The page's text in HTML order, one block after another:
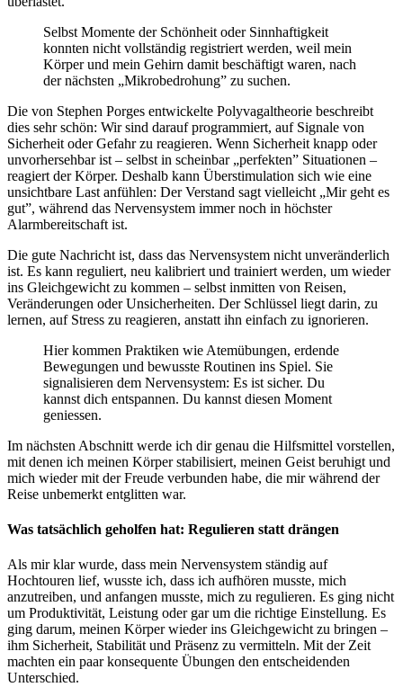
Selbst Momente der Schönheit oder Sinnhaftigkeit
konnten nicht vollständig registriert werden, weil mein
Körper und mein Gehirn damit beschäftigt waren, nach
der nächsten „Mikrobedrohung” zu suchen.
Die von Stephen Porges entwickelte Polyvagaltheorie beschreibt
dies sehr schön: Wir sind darauf programmiert, auf Signale von
Sicherheit oder Gefahr zu reagieren. Wenn Sicherheit knapp oder
unvorhersehbar ist – selbst in scheinbar „perfekten” Situationen –
reagiert der Körper. Deshalb kann Überstimulation sich wie eine
unsichtbare Last anfühlen: Der Verstand sagt vielleicht „Mir geht es
gut”, während das Nervensystem immer noch in höchster
Alarmbereitschaft ist.
Die gute Nachricht ist, dass das Nervensystem nicht unveränderlich
ist. Es kann reguliert, neu kalibriert und trainiert werden, um wieder
ins Gleichgewicht zu kommen – selbst inmitten von Reisen,
Veränderungen oder Unsicherheiten. Der Schlüssel liegt darin, zu
lernen, auf Stress zu reagieren, anstatt ihn einfach zu ignorieren.
Hier kommen Praktiken wie Atemübungen, erdende
Bewegungen und bewusste Routinen ins Spiel. Sie
signalisieren dem Nervensystem: Es ist sicher. Du
kannst dich entspannen. Du kannst diesen Moment
geniessen.
Im nächsten Abschnitt werde ich dir genau die Hilfsmittel vorstellen,
mit denen ich meinen Körper stabilisiert, meinen Geist beruhigt und
mich wieder mit der Freude verbunden habe, die mir während der
Reise unbemerkt entglitten war.
Was tatsächlich geholfen hat: Regulieren statt drängen
Als mir klar wurde, dass mein Nervensystem ständig auf
Hochtouren lief, wusste ich, dass ich aufhören musste, mich
anzutreiben, und anfangen musste, mich zu regulieren. Es ging nicht
um Produktivität, Leistung oder gar um die richtige Einstellung. Es
ging darum, meinen Körper wieder ins Gleichgewicht zu bringen –
ihm Sicherheit, Stabilität und Präsenz zu vermitteln. Mit der Zeit
machten ein paar konsequente Übungen den entscheidenden
Unterschied.